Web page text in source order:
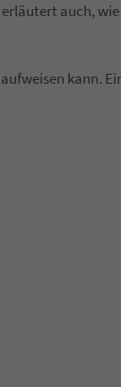
auch,
kann.